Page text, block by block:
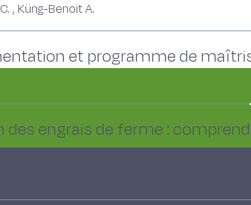
, Küng-Benoit A.
et programme de
des engrais de ferme :